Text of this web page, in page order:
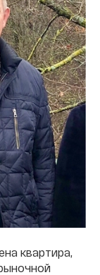
квартира,